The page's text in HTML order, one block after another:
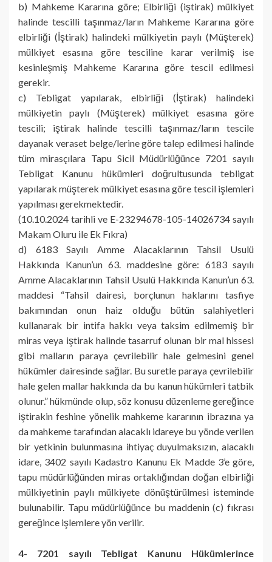
b) Mahkeme Kararına göre; Elbirliği (iştirak) mülkiyet
halinde tescilli taşınmaz/ların Mahkeme Kararına göre
elbirliği (İştirak) halindeki mülkiyetin paylı (Müşterek)
mülkiyet esasına göre tesciline karar verilmiş ise
kesinleşmiş Mahkeme Kararına göre tescil edilmesi
gerekir.
c) Tebligat yapılarak, elbirliği (İştirak) halindeki
mülkiyetin paylı (Müşterek) mülkiyet esasına göre
tescili; iştirak halinde tescilli taşınmaz/ların tescile
dayanak veraset belge/lerine göre talep edilmesi halinde
tüm mirasçılara Tapu Sicil Müdürlüğünce 7201 sayılı
Tebligat Kanunu hükümleri doğrultusunda tebligat
yapılarak müşterek mülkiyet esasına göre tescil işlemleri
yapılması gerekmektedir.
(10.10.2024 tarihli ve E-23294678-105-14026734 sayılı
Makam Oluru ile Ek Fıkra)
d) 6183 Sayılı Amme Alacaklarının Tahsil Usulü
Hakkında Kanun’un 63. maddesine göre: 6183 sayılı
Amme Alacaklarının Tahsil Usulü Hakkında Kanun’un 63.
maddesi “Tahsil dairesi, borçlunun haklarını tasfiye
bakımından onun haiz olduğu bütün salahiyetleri
kullanarak bir intifa hakkı veya taksim edilmemiş bir
miras veya iştirak halinde tasarruf olunan bir mal hissesi
gibi malların paraya çevrilebilir hale gelmesini genel
hükümler dairesinde sağlar. Bu suretle paraya çevrilebilir
hale gelen mallar hakkında da bu kanun hükümleri tatbik
olunur.” hükmünde olup, söz konusu düzenleme gereğince
iştirakin feshine yönelik mahkeme kararının ibrazına ya
da mahkeme tarafından alacaklı idareye bu yönde verilen
bir yetkinin bulunmasına ihtiyaç duyulmaksızın, alacaklı
idare, 3402 sayılı Kadastro Kanunu Ek Madde 3’e göre,
tapu müdürlüğünden miras ortaklığından doğan elbirliği
mülkiyetinin paylı mülkiyete dönüştürülmesi isteminde
bulunabilir. Tapu müdürlüğünce bu maddenin (c) fıkrası
gereğince işlemlere yön verilir.
4- 7201 sayılı Tebligat Kanunu Hükümlerince